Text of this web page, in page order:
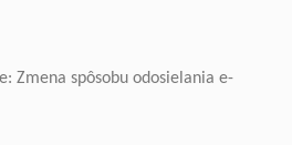
Zmena spôsobu odosielania e-